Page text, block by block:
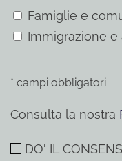
Famiglie e
Immigrazione e
* campi obbligatori
Consulta la nostra
DO' IL